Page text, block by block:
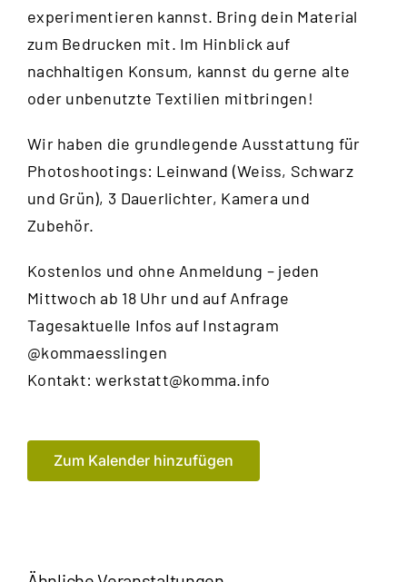
experimentieren kannst. Bring dein Material
zum Bedrucken mit. Im Hinblick auf
nachhaltigen Konsum, kannst du gerne alte
oder unbenutzte Textilien mitbringen!
Wir haben die grundlegende Ausstattung für
Photoshootings: Leinwand (Weiss, Schwarz
und Grün), 3 Dauerlichter, Kamera und
Zubehör.
Kostenlos und ohne Anmeldung – jeden
Mittwoch ab 18 Uhr und auf Anfrage
Tagesaktuelle Infos auf Instagram
@kommaesslingen
Kontakt:werkstatt@komma.info
Zum Kalender hinzufügen